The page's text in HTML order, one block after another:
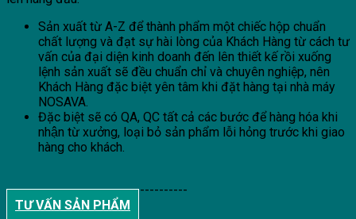
Sản xuất từ A-Z để thành phẩm một chiếc hộp chuẩn
chất lượng và đạt sự hài lòng của Khách Hàng từ cách tư
vấn của đại diện kinh doanh đến lên thiết kế rồi xuống
lệnh sản xuất sẽ đều chuẩn chỉ và chuyên nghiệp, nên
Khách Hàng đặc biệt yên tâm khi đặt hàng tại nhà máy
NOSAVA.
Đặc biệt sẽ có QA, QC tất cả các bước để hàng hóa khi
nhận từ xưởng, loại bỏ sản phẩm lỗi hỏng trước khi giao
hàng cho khách.
--------------------------------------
TƯ VẤN SẢN PHẨM